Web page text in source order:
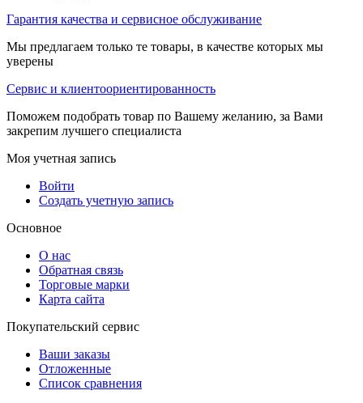
Гарантия качества и сервисное обслуживание
Мы предлагаем только те товары, в качестве которых мы
уверены
Сервис и клиентоориентированность
Поможем подобрать товар по Вашему желанию, за Вами
закрепим лучшего специалиста
Моя учетная запись
Войти
Создать учетную запись
Основное
О нас
Обратная связь
Торговые марки
Карта сайта
Покупательский сервис
Ваши заказы
Отложенные
Список сравнения